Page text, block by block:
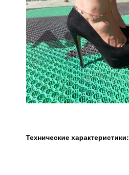
Технические характеристики: